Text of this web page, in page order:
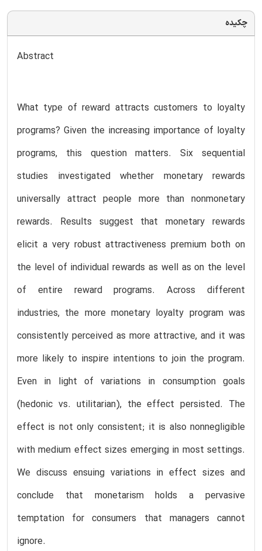
چکیده
Abstract
What type of reward attracts customers to loyalty
programs? Given the increasing importance of loyalty
programs, this question matters. Six sequential
studies investigated whether monetary rewards
universally attract people more than nonmonetary
rewards. Results suggest that monetary rewards
elicit a very robust attractiveness premium both on
the level of individual rewards as well as on the level
of entire reward programs. Across different
industries, the more monetary loyalty program was
consistently perceived as more attractive, and it was
more likely to inspire intentions to join the program.
Even in light of variations in consumption goals
(hedonic vs. utilitarian), the effect persisted. The
effect is not only consistent; it is also nonnegligible
with medium effect sizes emerging in most settings.
We discuss ensuing variations in effect sizes and
conclude that monetarism holds a pervasive
temptation for consumers that managers cannot
ignore.